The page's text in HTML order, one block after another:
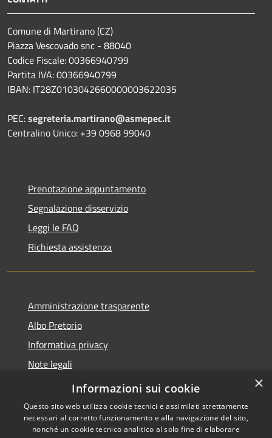
Comune di Martirano (CZ)
Piazza Vescovado snc - 88040
Codice Fiscale: 00366940799
Partita IVA: 00366940799
IBAN: IT28Z0103042660000003622035
PEC:segreteria.martirano@asmepec.it
Centralino Unico: +39 0968 99040
Prenotazione appuntamento
Segnalazione disservizio
Leggi le FAQ
Richiesta assistenza
Amministrazione trasparente
Albo Pretorio
Informativa privacy
Note legali
Dichiarazione di accessibilità
×
Informazioni sui cookie
Questo sito web utilizza cookie tecnici e assimilati strettamente
necessari al corretto funzionamento e alla navigazione del sito,
nonché un cookie tecnico analitico al solo fine di elaborare